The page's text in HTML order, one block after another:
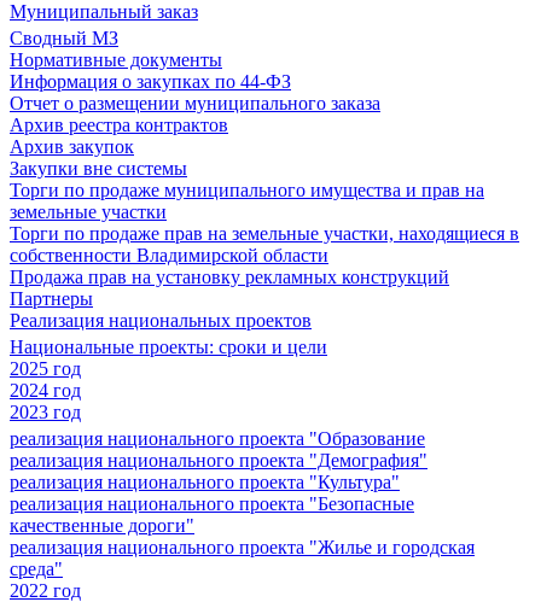
Муниципальный заказ
Сводный МЗ
Нормативные документы
Информация о закупках по 44-ФЗ
Отчет о размещении муниципального заказа
Архив реестра контрактов
Архив закупок
Закупки вне системы
Торги по продаже муниципального имущества и прав на
земельные участки
Торги по продаже прав на земельные участки, находящиеся в
собственности Владимирской области
Продажа прав на установку рекламных конструкций
Партнеры
Реализация национальных проектов
Национальные проекты: сроки и цели
2025 год
2024 год
2023 год
реализация национального проекта "Образование
реализация национального проекта "Демография"
реализация национального проекта "Культура"
реализация национального проекта "Безопасные
качественные дороги"
реализация национального проекта "Жилье и городская
среда"
2022 год